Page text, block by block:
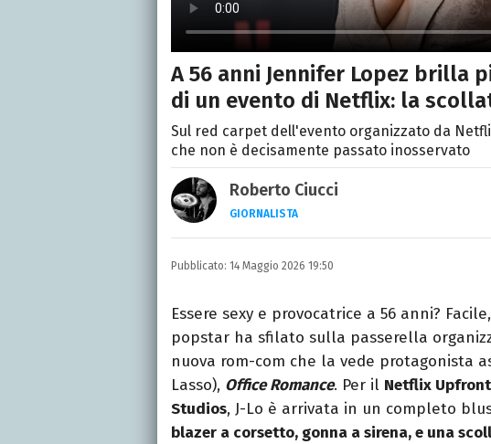
A 56 anni Jennifer Lopez brilla
di un evento di Netflix: la
Sul red carpet dell'evento organizzato da
che non è decisamente passato inosservato
Roberto Ciucci
GIORNALISTA
INSTAGRAM
FACEBOOK
Appassionato di sport, avido
tutto ciò che è stato girato da
tempo libero.
Pubblicato: 14 Maggio 2026 19:50
Essere sexy e provocatrice a 56 anni?
popstar ha sfilato sulla passerella
nuova rom-com che la vede protagonista
Lasso), Office Romance. Per il Netflix Upfront
Studios, J-Lo è arrivata in un completo
blazer a corsetto, gonna a sirena, e una